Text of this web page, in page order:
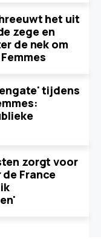
het uit
zege en
de nek om
tijdens
zorgt voor
France